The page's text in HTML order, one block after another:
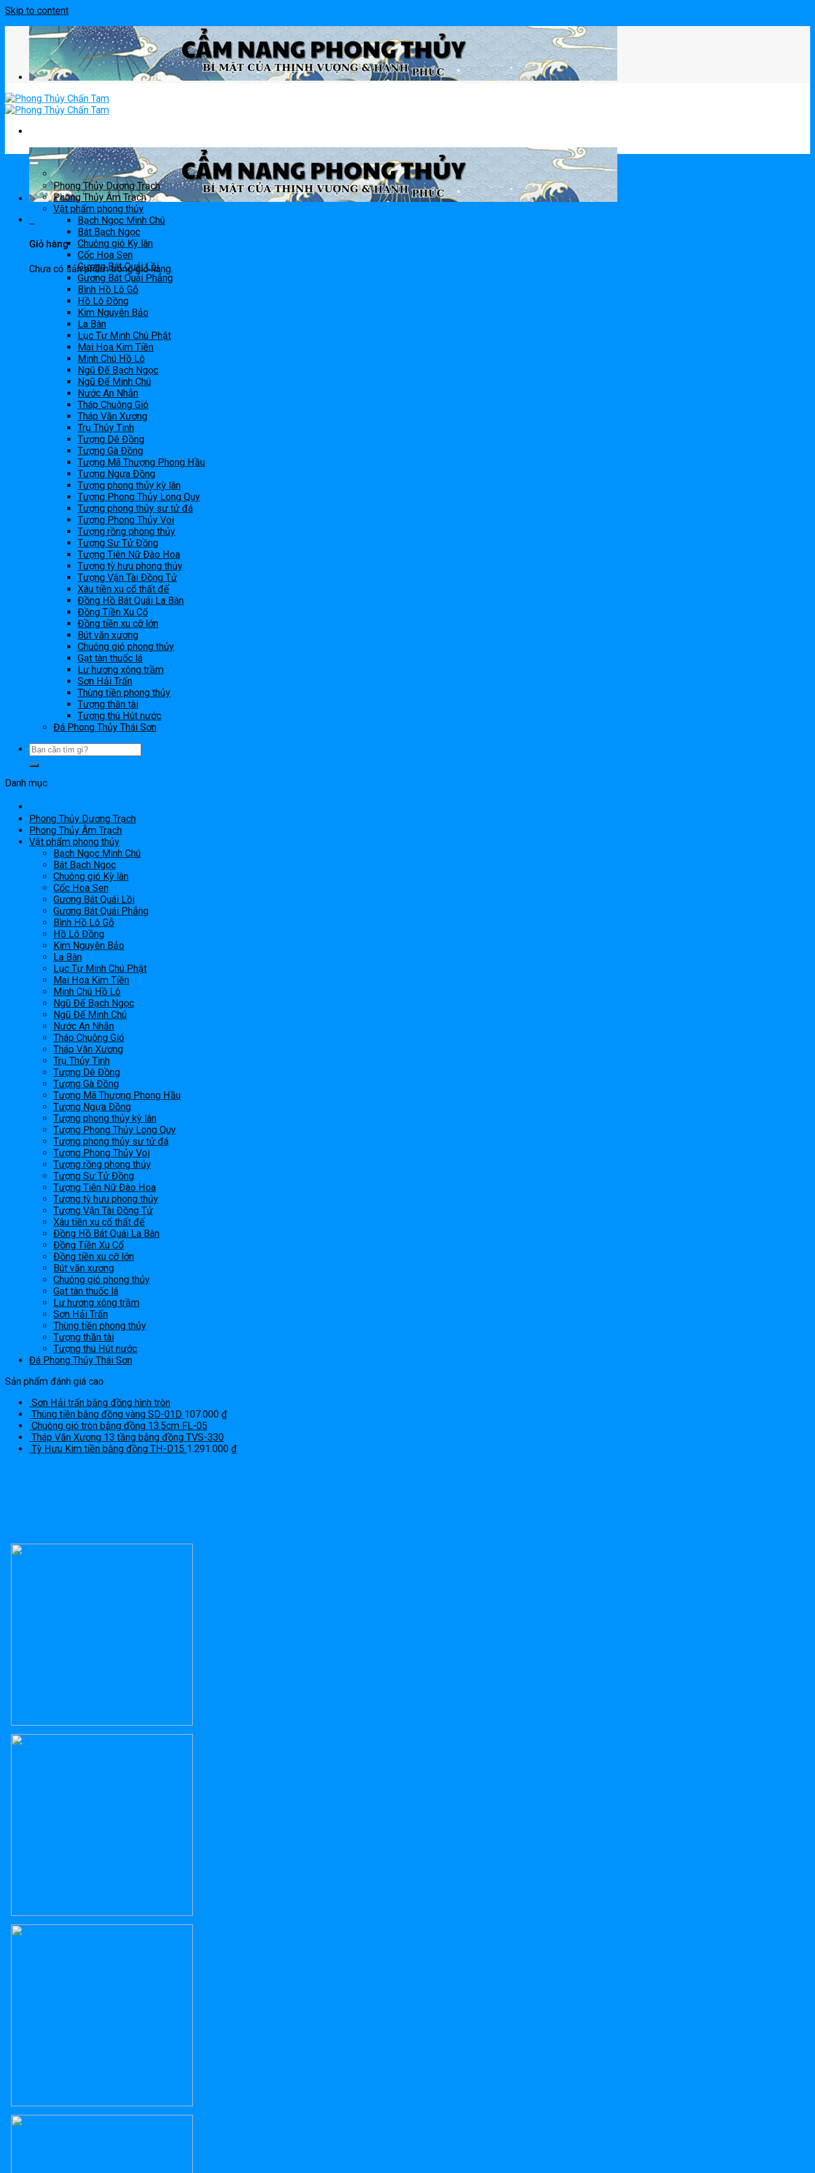
Skip to content
Giỏ hàng
Chưa có sản phẩm trong giỏ hàng.
Phong Thủy Dương Trạch
Phong Thủy Âm Trạch
Vật phẩm phong thủy
Bạch Ngọc Minh Chú
Bát Bạch Ngọc
Chuông gió Kỳ lân
Cốc Hoa Sen
Gương Bát Quái Lồi
Gương Bát Quái Phẳng
Bình Hồ Lô Gỗ
Hồ Lô Đồng
Kim Nguyên Bảo
La Bàn
Lục Tự Minh Chú Phật
Mai Hoa Kim Tiền
Minh Chú Hồ Lô
Ngũ Đế Bạch Ngọc
Ngũ Đế Minh Chú
Nước An Nhẫn
Tháp Chuông Gió
Tháp Văn Xương
Trụ Thủy Tinh
Tượng Dê Đồng
Tượng Gà Đồng
Tượng Mã Thượng Phong Hầu
Tượng Ngựa Đồng
Tượng phong thủy kỳ lân
Tượng Phong Thủy Long Quy
Tượng phong thủy sư tử đá
Tượng Phong Thủy Voi
Tượng rồng phong thủy
Tượng Sư Tử Đồng
Tượng Tiên Nữ Đào Hoa
Tượng tỳ hưu phong thủy
Tượng Vận Tài Đồng Tử
Xâu tiền xu cổ thất đế
Đồng Hồ Bát Quái La Bàn
Đồng Tiền Xu Cổ
Đồng tiền xu cỡ lớn
Bút văn xương
Chuông gió phong thủy
Gạt tàn thuốc lá
Lư hương xông trầm
Sơn Hải Trấn
Thùng tiền phong thủy
Tượng thần tài
Tượng thú Hút nước
Đá Phong Thủy Thái Sơn
Danh mục
Phong Thủy Dương Trạch
Phong Thủy Âm Trạch
Vật phẩm phong thủy
Bạch Ngọc Minh Chú
Bát Bạch Ngọc
Chuông gió Kỳ lân
Cốc Hoa Sen
Gương Bát Quái Lồi
Gương Bát Quái Phẳng
Bình Hồ Lô Gỗ
Hồ Lô Đồng
Kim Nguyên Bảo
La Bàn
Lục Tự Minh Chú Phật
Mai Hoa Kim Tiền
Minh Chú Hồ Lô
Ngũ Đế Bạch Ngọc
Ngũ Đế Minh Chú
Nước An Nhẫn
Tháp Chuông Gió
Tháp Văn Xương
Trụ Thủy Tinh
Tượng Dê Đồng
Tượng Gà Đồng
Tượng Mã Thượng Phong Hầu
Tượng Ngựa Đồng
Tượng phong thủy kỳ lân
Tượng Phong Thủy Long Quy
Tượng phong thủy sư tử đá
Tượng Phong Thủy Voi
Tượng rồng phong thủy
Tượng Sư Tử Đồng
Tượng Tiên Nữ Đào Hoa
Tượng tỳ hưu phong thủy
Tượng Vận Tài Đồng Tử
Xâu tiền xu cổ thất đế
Đồng Hồ Bát Quái La Bàn
Đồng Tiền Xu Cổ
Đồng tiền xu cỡ lớn
Bút văn xương
Chuông gió phong thủy
Gạt tàn thuốc lá
Lư hương xông trầm
Sơn Hải Trấn
Thùng tiền phong thủy
Tượng thần tài
Tượng thú Hút nước
Đá Phong Thủy Thái Sơn
Sản phẩm đánh giá cao
Sơn Hải trấn bằng đồng hình tròn
Thùng tiền bằng đồng vàng SD-01D 107.000 ₫
Chuông gió tròn bằng đồng 13.5cm FL-05
Tháp Văn Xương 13 tầng bằng đồng TVS-330
Tỳ Hưu Kim tiền bằng đồng TH-D15 1.291.000 ₫